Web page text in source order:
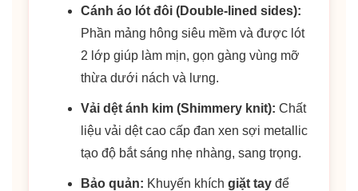
Cánh áo lót đôi (Double-lined sides):
Phần mảng hông siêu mềm và được lót
2 lớp giúp làm mịn, gọn gàng vùng mỡ
thừa dưới nách và lưng.
Vải dệt ánh kim (Shimmery knit): Chất
liệu vải dệt cao cấp đan xen sợi metallic
tạo độ bắt sáng nhẹ nhàng, sang trọng.
Bảo quản: Khuyến khích giặt tayđể